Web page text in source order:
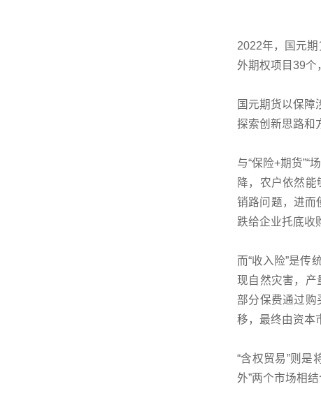
2022年，国元
外期权项目39个
国元期货以保障
探索创新思路和
与“保险+期货
降，农户依然
销路问题，进而
跌给企业托底收
而“收入险”是传
现自然灾害，产
部分保费通过购
移，最终由资本
“含权贸易”则是
外”两个市场相